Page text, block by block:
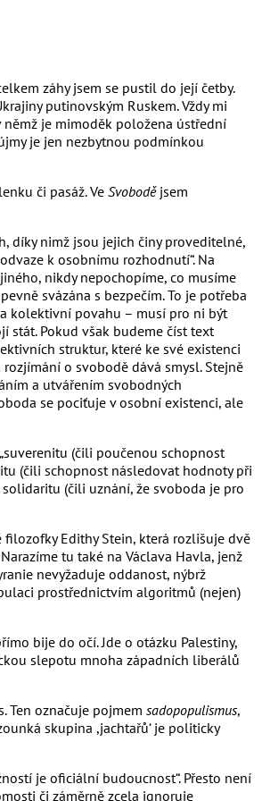
záhy jsem se pustil do její četby.
putinovským Ruskem. Vždy mi
je mimoděk položena ústřední
je jen nezbytnou podmínkou
či pasáž. VeSvobodějsem
díky nimž jsou jejich činy proveditelné,
k osobnímu rozhodnutí“. Na
nikdy nepochopíme, co musíme
svázána s bezpečím. To je potřeba
kolektivní povahu – musí pro ni být
stát. Pokud však budeme číst text
struktur, které ke své existenci
o svobodě dává smysl. Stejně
a utvářením svobodných
se pociťuje v osobní existenci, ale
(čili poučenou schopnost
(čili schopnost následovat hodnoty při
(čili uznání, že svoboda je pro
Edithy Stein, která rozlišuje dvě
tu také na Václava Havla, jenž
nevyžaduje oddanost, nýbrž
prostřednictvím algoritmů (nejen)
bije do očí. Jde o otázku Palestiny,
slepotu mnoha západních liberálů
Ten označuje pojmem sadopopulismus,
skupina ,jachtařů‘ je politicky
je oficiální budoucnost“. Přesto není
či záměrně zcela ignoruje